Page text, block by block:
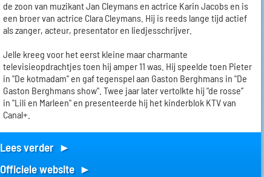
de zoon van muzikant Jan Cleymans en actrice Karin Jacobs en is
een broer van actrice Clara Cleymans. Hij is reeds lange tijd actief
als zanger, acteur, presentator en liedjesschrijver.
Jelle kreeg voor het eerst kleine maar charmante
televisieopdrachtjes toen hij amper 11 was. Hij speelde toen Pieter
in "De kotmadam" en gaf tegenspel aan Gaston Berghmans in "De
Gaston Berghmans show". Twee jaar later vertolkte hij “de rosse”
in "Lili en Marleen" en presenteerde hij het kinderblok KTV van
Canal+.
Lees verder ►
Officiele website ►